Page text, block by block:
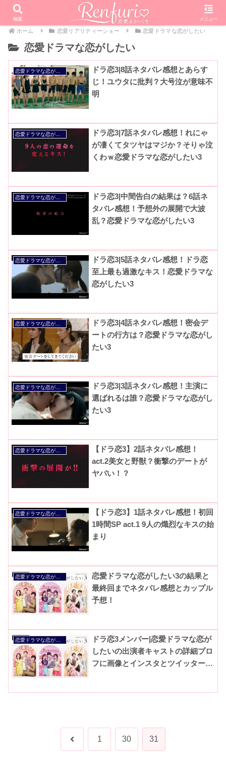
ホーム 恋愛リアリティーショー 恋愛ドラマな恋がしたい
恋愛ドラマな恋がしたい
恋愛ドラマな恋がしたい
ドラ恋3|8話ネタバレ感想とあらす
じ！ユウタに批判？大号泣が意味不
明
恋愛ドラマな恋がしたい
ドラ恋3|7話ネタバレ感想！れにゃ
が凄くてタツヤはマジか？そりゃ泣
くわｗ恋愛ドラマな恋がしたい3
恋愛ドラマな恋がしたい
ドラ恋3|中間告白の結果は？6話ネ
タバレ感想！予想外の展開で大波
乱？恋愛ドラマな恋がしたい3
恋愛ドラマな恋がしたい
ドラ恋3|5話ネタバレ感想！ドラ恋
至上最も過激なキス！恋愛ドラマな
恋がしたい3
恋愛ドラマな恋がしたい
ドラ恋3|4話ネタバレ感想！密会デ
ートの行方は？恋愛ドラマな恋がし
たい3
恋愛ドラマな恋がしたい
ドラ恋3|3話ネタバレ感想！主演に
選ばれるは誰？恋愛ドラマな恋がし
たい3
恋愛ドラマな恋がしたい
【ドラ恋3】2話ネタバレ感想！
act.2美女と野獣？衝撃のデートが
ヤバい！？
恋愛ドラマな恋がしたい
【ドラ恋3】1話ネタバレ感想！初回
1時間SP act.1 9人の熾烈なキスの始
まり
恋愛ドラマな恋がしたい
恋愛ドラマな恋がしたい3の結果と
最終回までネタバレ感想とカップル
予想！
恋愛ドラマな恋がしたい
ドラ恋3メンバー|恋愛ドラマな恋が
したいの出演者キャストの詳細プロ
フに画像とインスタとツイッター！
前 1 30 31
検索 メニュー